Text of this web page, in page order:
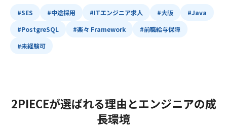
#SES #中途採用 #ITエンジニア求人 #大阪
#Java
#PostgreSQL
#楽々 Framework
#前職給与保障
#未経験可
2PIECEが選ばれる理由とエンジニアの成
長環境